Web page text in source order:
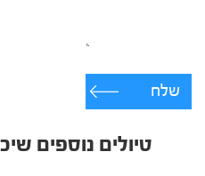
שלח
טיולים נוספים